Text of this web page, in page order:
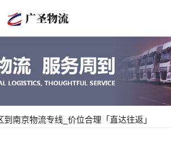
到南京物流专线_价位合理「直达往返」